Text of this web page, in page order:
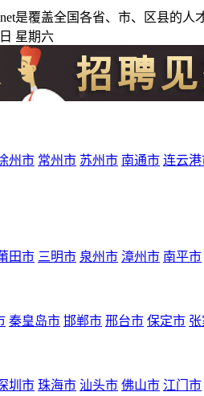
是覆盖全国各省、市、区县的
星期六
州市 常州市 苏州市 南通市 连云港
田市 三明市 泉州市 漳州市 南平市
秦皇岛市 邯郸市 邢台市 保定市
圳市 珠海市 汕头市 佛山市 江门市